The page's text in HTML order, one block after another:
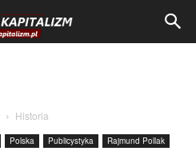
Historia
Polska Publicystyka
Rajmund Pollak